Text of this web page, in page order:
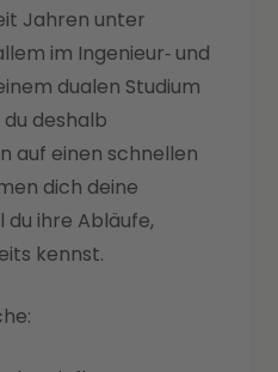
Jahren unter
im Ingenieur‑ und
dualen Studium
deshalb
auf einen schnellen
dich deine
ihre Abläufe,
kennst.